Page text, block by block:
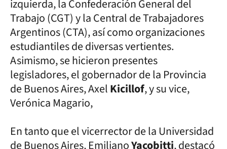
izquierda, la Confederación General del
Trabajo (CGT) y la Central de Trabajadores
Argentinos (CTA), así como organizaciones
estudiantiles de diversas vertientes.
Asimismo, se hicieron presentes
legisladores, el gobernador de la Provincia
de Buenos Aires, AxelKicillof, y su vice,
Verónica Magario,
En tanto que el vicerrector de la Universidad
de Buenos Aires, EmilianoYacobitti, destacó